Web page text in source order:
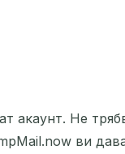
Не
ви